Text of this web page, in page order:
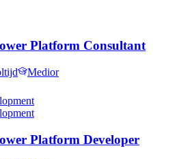
Platform Consultant
Medior
Platform Developer